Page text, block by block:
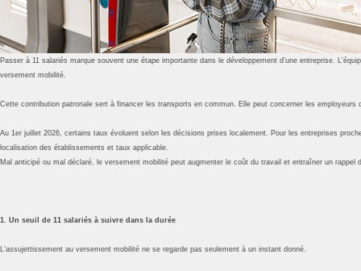
Passer à 11 salariés marque souvent une étape importante dans le développement d’une entreprise.
versement mobilité.
Cette contribution patronale sert à financer les transports en commun. Elle peut concerner les
Au 1er juillet 2026, certains taux évoluent selon les décisions prises localement. Pour les entreprises
localisation des établissements et taux applicable.
Mal anticipé ou mal déclaré, le versement mobilité peut augmenter le coût du travail et entraîner un
1. Un seuil de 11 salariés à suivre dans la durée
L’assujettissement au versement mobilité ne se regarde pas seulement à un instant donné.